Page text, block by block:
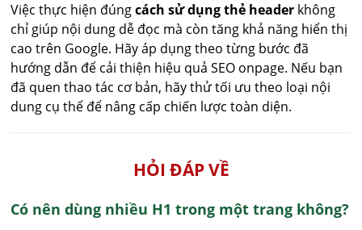
Việc thực hiện đúngcách sử dụng thẻ header không
chỉ giúp nội dung dễ đọc mà còn tăng khả năng hiển thị
cao trên Google. Hãy áp dụng theo từng bước đã
hướng dẫn để cải thiện hiệu quả SEO onpage. Nếu bạn
đã quen thao tác cơ bản, hãy thử tối ưu theo loại nội
dung cụ thể để nâng cấp chiến lược toàn diện.
HỎI ĐÁP VỀ
Có nên dùng nhiều H1 trong một trang không?